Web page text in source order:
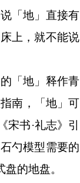
「地」直接有
上，就不能说
「地」释作青
南，「地」可
书·礼志》引
勺模型需要的
的地盘。